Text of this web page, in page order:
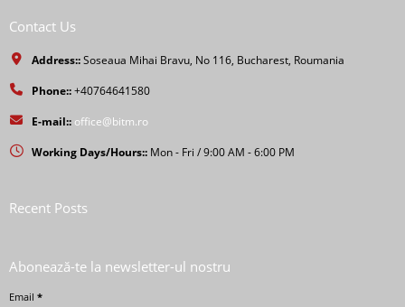
Contact Us
Address::Soseaua Mihai Bravu, No 116, Bucharest, Roumania
Phone::+40764641580
E-mail:: office@bitm.ro
Working Days/Hours:: Mon - Fri / 9:00 AM - 6:00 PM
Recent Posts
Abonează-te la newsletter-ul nostru
Email *